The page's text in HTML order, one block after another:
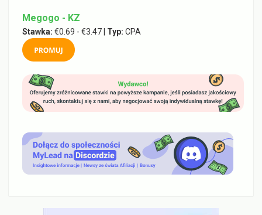
Megogo - KZ
Stawka: €0.69 - €3.47 | Typ: CPA